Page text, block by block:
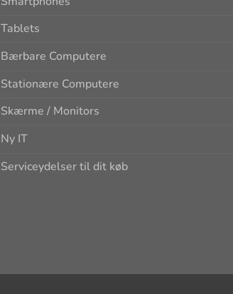
Tablets
Bærbare Computere
Stationære Computere
Skærme / Monitors
Ny IT
Serviceydelser til dit køb